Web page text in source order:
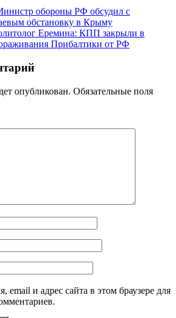
обороны РФ обсудил с
обстановку в Крыму
Еремина: КПП закрыли в
Прибалтики от РФ
опубликован. Обязательные поля
email и адрес сайта в этом браузере для